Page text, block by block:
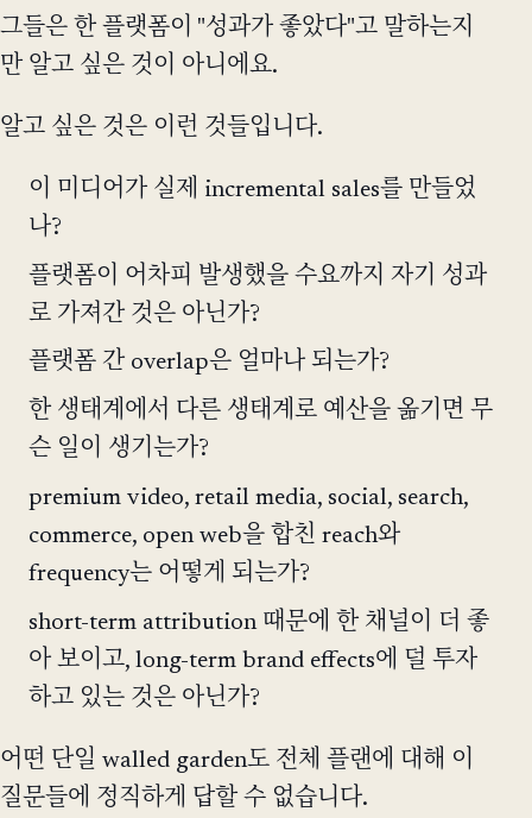
그들은 한 플랫폼이 "성과가 좋았다"고 말하는지
만 알고 싶은 것이 아니에요.
알고 싶은 것은 이런 것들입니다.
이 미디어가 실제 incremental sales를 만들었
나?
플랫폼이 어차피 발생했을 수요까지 자기 성과
로 가져간 것은 아닌가?
플랫폼 간 overlap은 얼마나 되는가?
한 생태계에서 다른 생태계로 예산을 옮기면 무
슨 일이 생기는가?
premium video, retail media, social, search,
commerce, open web을 합친 reach와
frequency는 어떻게 되는가?
short-term attribution 때문에 한 채널이 더 좋
아 보이고, long-term brand effects에 덜 투자
하고 있는 것은 아닌가?
어떤 단일 walled garden도 전체 플랜에 대해 이
질문들에 정직하게 답할 수 없습니다.